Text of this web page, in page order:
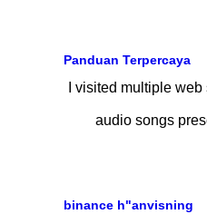
Panduan Terpercaya
I visited multiple
audio songs
binance h"anvisning